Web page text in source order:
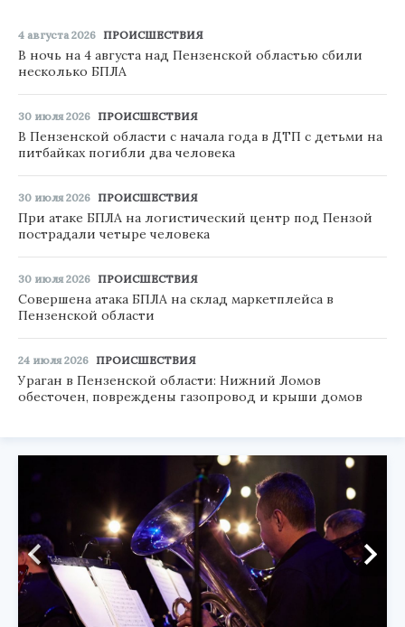
4 августа 2026 ПРОИСШЕСТВИЯ
В ночь на 4 августа над Пензенской областью сбили
несколько БПЛА
30 июля 2026 ПРОИСШЕСТВИЯ
В Пензенской области с начала года в ДТП с детьми на
питбайках погибли два человека
30 июля 2026 ПРОИСШЕСТВИЯ
При атаке БПЛА на логистический центр под Пензой
пострадали четыре человека
30 июля 2026 ПРОИСШЕСТВИЯ
Совершена атака БПЛА на склад маркетплейса в
Пензенской области
24 июля 2026 ПРОИСШЕСТВИЯ
Ураган в Пензенской области: Нижний Ломов
обесточен, повреждены газопровод и крыши домов